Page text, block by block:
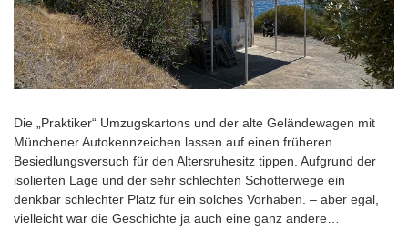
Die „Praktiker“ Umzugskartons und der alte Geländewagen mit
Münchener Autokennzeichen lassen auf einen früheren
Besiedlungsversuch für den Altersruhesitz tippen. Aufgrund der
isolierten Lage und der sehr schlechten Schotterwege ein
denkbar schlechter Platz für ein solches Vorhaben. – aber egal,
vielleicht war die Geschichte ja auch eine ganz andere…